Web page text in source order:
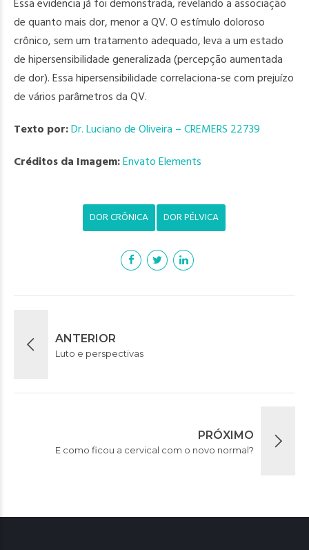
Essa evidencia já foi demonstrada, revelando a associação
de quanto mais dor, menor a QV. O estímulo doloroso
crônico, sem um tratamento adequado, leva a um estado
de hipersensibilidade generalizada (percepção aumentada
de dor). Essa hipersensibilidade correlaciona-se com prejuízo
de vários parâmetros da QV.
Texto por:Dr. Luciano de Oliveira – CREMERS 22739
Créditos da Imagem:Envato Elements
DOR CRÔNICA DOR PÉLVICA
ANTERIOR
Luto e perspectivas
PRÓXIMO
E como ficou a cervical com o novo normal?